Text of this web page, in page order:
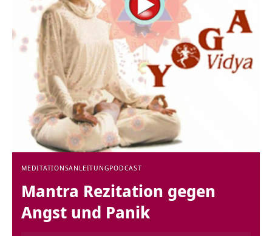
MEDITATIONSANLEITUNGPODCAST
Mantra Rezitation gegen
Angst und Panik